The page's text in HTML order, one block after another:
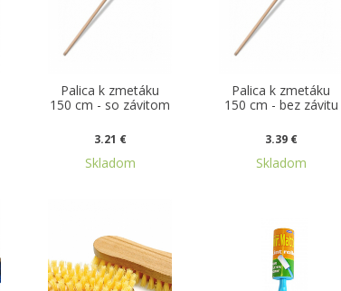
Palica k zmetáku
150 cm - so závitom
3.21 €
Skladom
Palica k zmetáku
150 cm - bez závitu
3.39 €
Skladom